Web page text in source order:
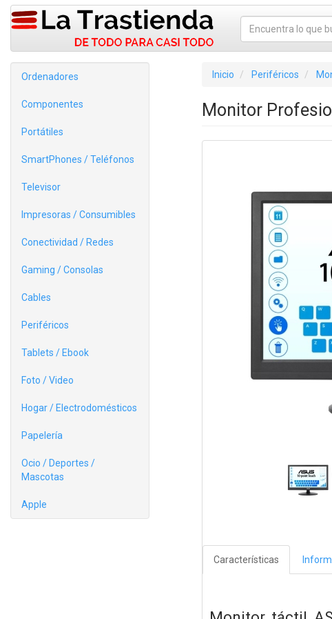
Ordenadores
Componentes
Portátiles
SmartPhones / Teléfonos
Televisor
Impresoras / Consumibles
Conectividad / Redes
Gaming / Consolas
Cables
Periféricos
Tablets / Ebook
Foto / Video
Hogar / Electrodomésticos
Papelería
Ocio / Deportes /
Mascotas
Apple
Inicio Periféricos
Monitor
Características